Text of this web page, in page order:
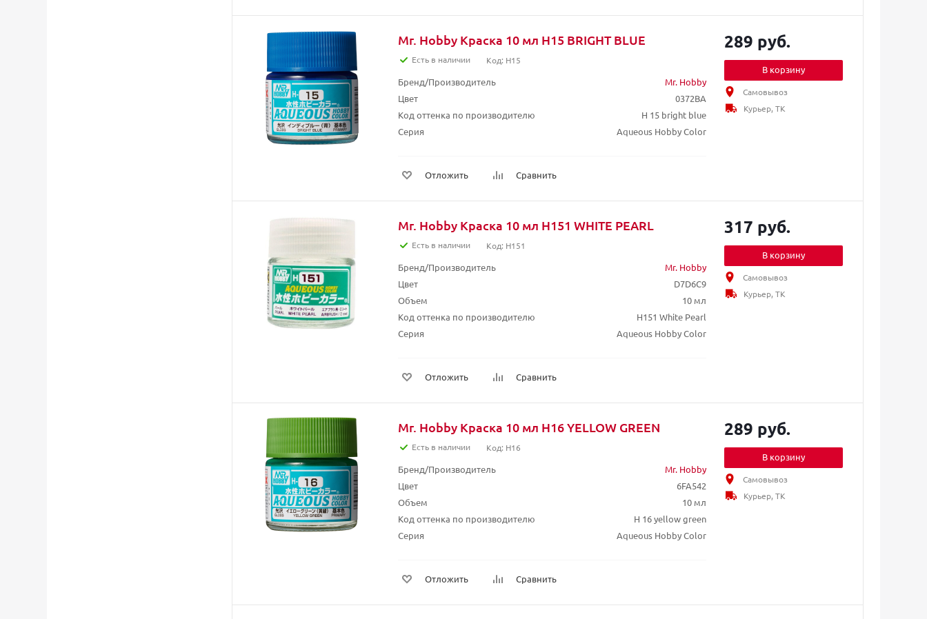
Mr. Hobby Краска 10 мл H15 BRIGHT BLUE
Есть в наличии Код: H15
Бренд/Производитель
Mr. Hobby
Цвет
0372BA
Код оттенка по производителю
H 15 bright blue
Серия
Aqueous Hobby Color
Отложить Сравнить
289 руб.
В корзину
Самовывоз
Курьер, ТК
Mr. Hobby Краска 10 мл H151 WHITE PEARL
Есть в наличии Код: H151
Бренд/Производитель
Mr. Hobby
Цвет
D7D6C9
Объем
10 мл
Код оттенка по производителю
H151 White Pearl
Серия
Aqueous Hobby Color
Отложить Сравнить
317 руб.
В корзину
Самовывоз
Курьер, ТК
Mr. Hobby Краска 10 мл H16 YELLOW GREEN
Есть в наличии Код: H16
Бренд/Производитель
Mr. Hobby
Цвет
6FA542
Объем
10 мл
Код оттенка по производителю
H 16 yellow green
Серия
Aqueous Hobby Color
Отложить Сравнить
289 руб.
В корзину
Самовывоз
Курьер, ТК